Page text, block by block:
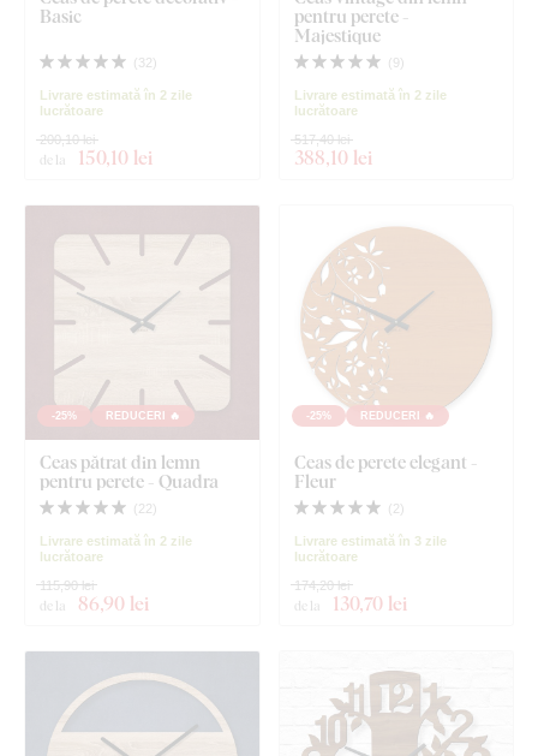
Basic
( 32)
Livrare estimată în 2 zile
lucrătoare
de la 150,10 lei
200,10 lei
pentru perete -
Majestique
( 9 )
Livrare estimată în 2 zile
lucrătoare
388,10 lei
517,40 lei
-25% REDUCERI 🔥
Ceas pătrat din lemn
pentru perete - Quadra
( 22)
Livrare estimată în 2 zile
lucrătoare
de la 86,90 lei
115,90 lei
-25% REDUCERI 🔥
Ceas de perete elegant -
Fleur
( 2)
Livrare estimată în 3 zile
lucrătoare
de la 130,70 lei
174,20 lei